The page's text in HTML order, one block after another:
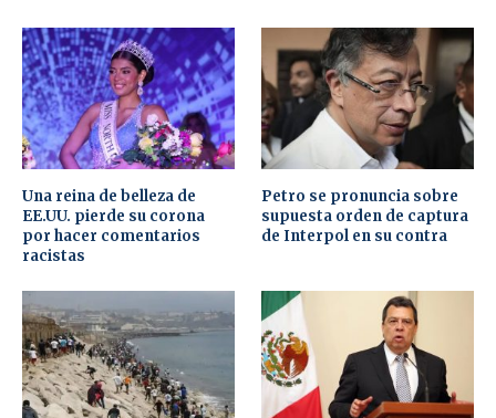
Una reina de belleza de
EE.UU. pierde su corona
por hacer comentarios
racistas
Petro se pronuncia sobre
supuesta orden de captura
de Interpol en su contra